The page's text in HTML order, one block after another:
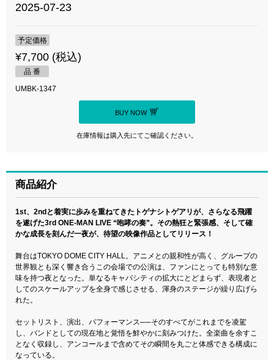
2025-07-23
予定価格
¥7,700 (税込)
品 番
UMBK-1347
BUY NOW
在庫情報は購入先にてご確認ください。
商品紹介
1st、2ndと着実に歩みを重ねてきたトゲナシトゲアリが、さらなる飛躍
を遂げた3rd ONE-MAN LIVE “咆哮の奏”。その熱狂と緊張感、そして確
かな成長を刻んだ一夜が、待望の映像作品としてリリース！
舞台はTOKYO DOME CITY HALL。アニメとの親和性が高く、グループの
世界観とも深く響き合うこの会場での公演は、ファンにとっても特別な意
味を持つ夜となった。単なるキャパシティの拡大にとどまらず、表現者と
してのスケールアップを全身で感じさせる、渾身のステージが繰り広げら
れた。
セットリスト、演出、パフォーマンス──そのすべてがこれまでを凌駕
し、バンドとしての現在地と覚悟を鮮やかに刻みつけた。全楽曲を余すこ
となく収録し、アンコールまで含めてその瞬間を丸ごと体感できる構成に
なっている。